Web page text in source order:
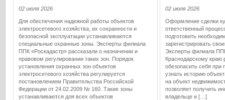
назначении
государственной
геодезической
02 июля 2026
Для обеспечения надежной работы объектов
электросетевого хозяйства, их сохранности и
безопасной эксплуатации устанавливаются
специальные охранные зоны. Эксперты филиала
ППК «Роскадастр» рассказали о назначении и
правовом регулировании таких зон. Порядок
установления охранных зон объектов
электросетевого хозяйства регулируется
постановлением Правительства Российской
Федерации от 24.02.2009 № 160. Такие зоны
устанавливаются для всех объектов
02 июля 2026
Оформление сделки
ответственный
подготовить
зарегистрировать
Эксперты филиала
Краснодарскому краю
обезопасить себя при
узнать историю
на объект
позволяет получить
владельце и […]